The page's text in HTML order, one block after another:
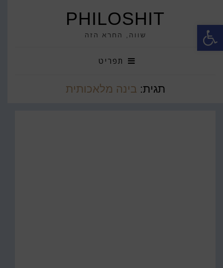
פתח סרגל נגישות PHILOSHIT
שווה, החרא הזה
תפריט
תגית: בינה מלאכותית